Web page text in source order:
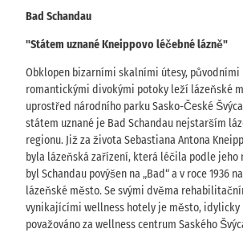
Bad Schandau
"Státem uznané Kneippovo léčebné lázně"
Obklopen bizarními skalními útesy, původními
romantickými divokými potoky leží lázeňské
uprostřed národního parku Sasko-České
státem uznané je Bad Schandau nejstarším
regionu. Již za života Sebastiana Antona
byla lázeňská zařízení, která léčila podle jeho
byl Schandau povýšen na „Bad“ a v roce 1936
lázeňské město. Se svými dvěma
vynikajícími wellness hotely je město, idylicky
považováno za wellness centrum Saského